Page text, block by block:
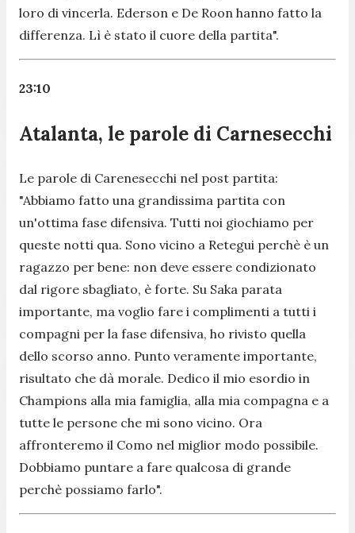
loro di vincerla. Ederson e De Roon hanno fatto la
differenza. Lì è stato il cuore della partita".
23:10
Atalanta, le parole di Carnesecchi
Le parole di Carenesecchi nel post partita:
"Abbiamo fatto una grandissima partita con
un'ottima fase difensiva. Tutti noi giochiamo per
queste notti qua. Sono vicino a Retegui perchè è un
ragazzo per bene: non deve essere condizionato
dal rigore sbagliato, è forte. Su Saka parata
importante, ma voglio fare i complimenti a tutti i
compagni per la fase difensiva, ho rivisto quella
dello scorso anno. Punto veramente importante,
risultato che dà morale. Dedico il mio esordio in
Champions alla mia famiglia, alla mia compagna e a
tutte le persone che mi sono vicino. Ora
affronteremo il Como nel miglior modo possibile.
Dobbiamo puntare a fare qualcosa di grande
perchè possiamo farlo".